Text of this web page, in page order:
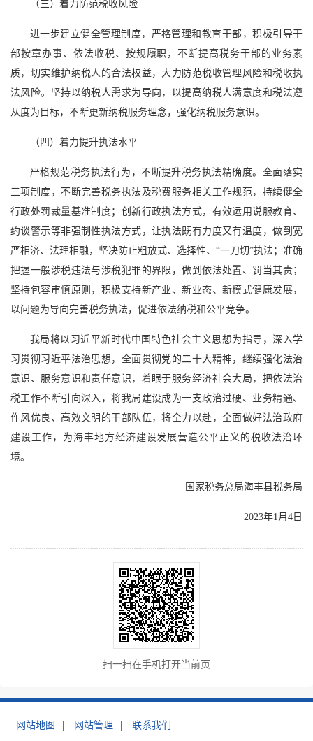
（三）着力防范税收风险
进一步建立健全管理制度，严格管理和教育干部，积极引导干
部按章办事、依法收税、按规履职，不断提高税务干部的业务素
质，切实维护纳税人的合法权益，大力防范税收管理风险和税收执
法风险。坚持以纳税人需求为导向，以提高纳税人满意度和税法遵
从度为目标，不断更新纳税服务理念，强化纳税服务意识。
（四）着力提升执法水平
严格规范税务执法行为，不断提升税务执法精确度。全面落实
三项制度，不断完善税务执法及税费服务相关工作规范，持续健全
行政处罚裁量基准制度；创新行政执法方式，有效运用说服教育、
约谈警示等非强制性执法方式，让执法既有力度又有温度，做到宽
严相济、法理相融，坚决防止粗放式、选择性、“一刀切”执法；准确
把握一般涉税违法与涉税犯罪的界限，做到依法处置、罚当其责；
坚持包容审慎原则，积极支持新产业、新业态、新模式健康发展，
以问题为导向完善税务执法，促进依法纳税和公平竞争。
我局将以习近平新时代中国特色社会主义思想为指导，深入学
习贯彻习近平法治思想，全面贯彻党的二十大精神，继续强化法治
意识、服务意识和责任意识，着眼于服务经济社会大局，把依法治
税工作不断引向深入，将我局建设成为一支政治过硬、业务精通、
作风优良、高效文明的干部队伍，将全力以赴，全面做好法治政府
建设工作，为海丰地方经济建设发展营造公平正义的税收法治环
境。
国家税务总局海丰县税务局
2023年1月4日
扫一扫在手机打开当前页
网站地图 网站管理 联系我们